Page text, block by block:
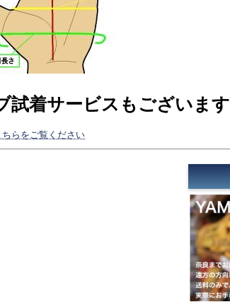
試着サービスもございます
らをご覧ください